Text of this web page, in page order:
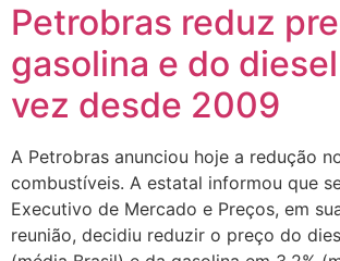
Petrobras reduz
gasolina e do diesel
vez desde 2009
A Petrobras anunciou hoje a redução
combustíveis. A estatal informou que
Executivo de Mercado e Preços, em
reunião, decidiu reduzir o preço do